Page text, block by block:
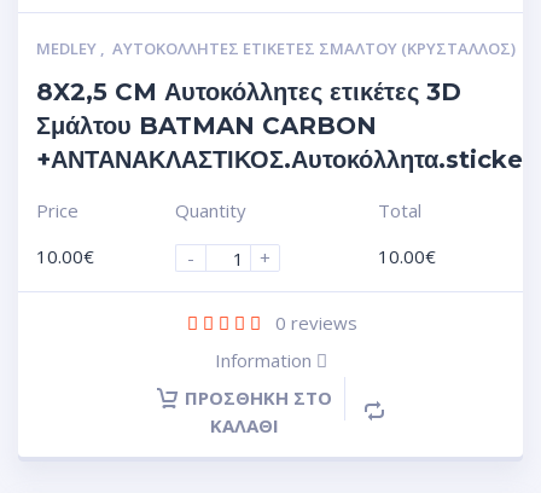
MEDLEY , ΑΥΤΟΚΌΛΛΗΤΕΣ ΕΤΙΚΈΤΕΣ ΣΜΆΛΤΟΥ (ΚΡΥΣΤΑΛΛΟΣ)
8X2,5 CM Αυτοκόλλητες ετικέτες 3D
Σμάλτου BATMAN CARBON
Price
10.00€
Quantity
-
+
Total
10.00€
0 reviews
Information
ΠΡΟΣΘΉΚΗ ΣΤΟ
ΚΑΛΆΘΙ